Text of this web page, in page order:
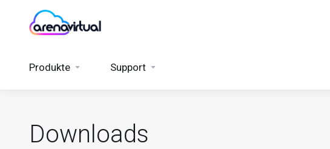
Produkte Support
Downloads